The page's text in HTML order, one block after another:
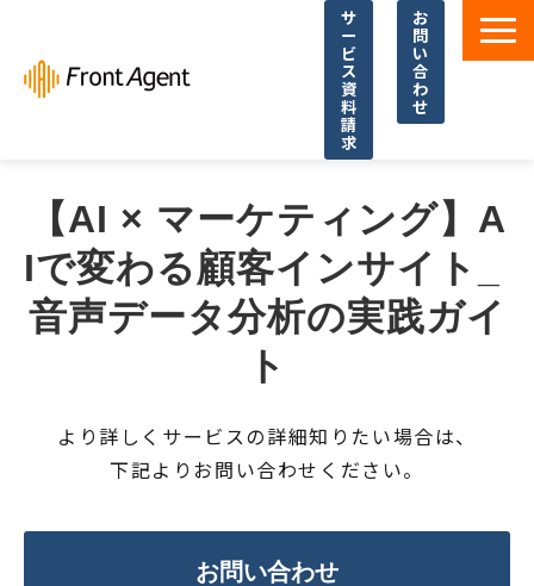
サ
ー
ビ
ス
資
料
請
求
お
問
い
合
わ
せ
よくあるご質問
イベント・セミナー
お役立ち資料一覧
お役立ち記事・コラム
【AI × マーケティング】A
Iで変わる顧客インサイト_
音声データ分析の実践ガイ
ト
より詳しくサービスの詳細知りたい場合は、
下記よりお問い合わせください。
お問い合わせ